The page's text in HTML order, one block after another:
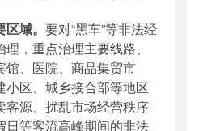
域。 要对“黑车”等非法经
，重点治理主要线路、
馆、医院、商品集贸市
区、 城乡接合部等地区
客源、扰乱市场经营秩序
日等客流高峰期间的非法